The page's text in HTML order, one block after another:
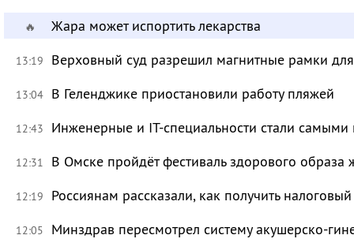
🔥 Жара может испортить лекарства
13:19 Верховный суд разрешил магнитные рамки
13:04 В Геленджике приостановили работу пляжей
12:43 Инженерные и IT-специальности стали
12:31 В Омске пройдёт фестиваль здорового
12:19 Россиянам рассказали, как получить
12:05 Минздрав пересмотрел систему акушерско-